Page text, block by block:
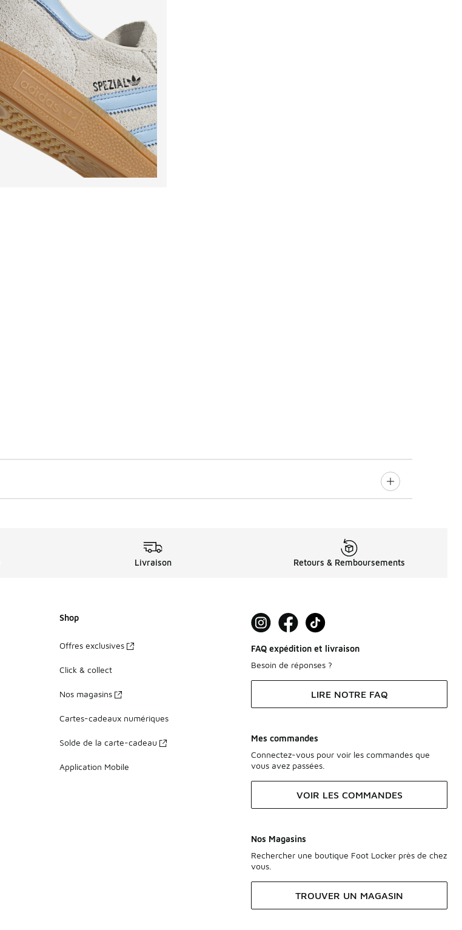
Livraison Retours & Remboursements
Shop
Offres exclusives
Click & collect
Nos magasins
Cartes-cadeaux numériques
Solde de la carte-cadeau
Application Mobile
FAQ expédition et livraison
Besoin de réponses ?
LIRE NOTRE FAQ
Mes commandes
Connectez-vous pour voir les commandes que
vous avez passées.
VOIR LES COMMANDES
Nos Magasins
Rechercher une boutique Foot Locker près de chez
vous.
TROUVER UN MAGASIN